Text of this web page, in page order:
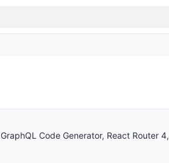
Code Generator, React Router 4,